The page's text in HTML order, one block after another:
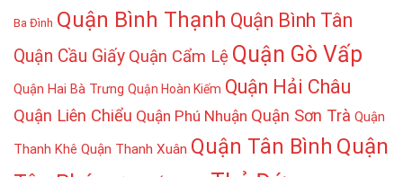
Ba Đình Quận Bình Thạnh Quận Bình Tân
Quận Cầu Giấy Quận Cẩm Lệ Quận Gò Vấp
Quận Hai Bà Trưng Quận Hoàn Kiếm Quận Hải Châu
Quận Liên Chiểu Quận Phú Nhuận Quận Sơn Trà Quận
Thanh Khê Quận Thanh Xuân Quận Tân Bình Quận